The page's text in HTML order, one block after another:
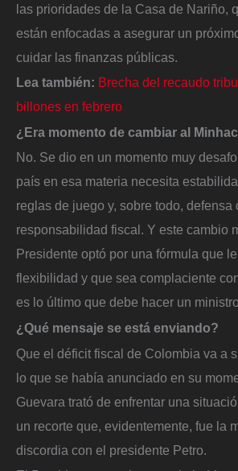
las prioridades de la Casa de Nariño,
están enfocadas a asegurar un
cuidar las finanzas públicas.
Lea también: Brecha del recaudo
billones en febrero
¿Era momento de cambiar al
No. Se dio en un momento muy
país en esa materia necesita
reglas de juego y, sobre todo, defensa
responsabilidad fiscal. Y este cambio
Presidente optó por una fórmula que
flexibilidad y que sea complaciente
es lo último que debe hacer un
¿Qué mensaje se está enviando?
Que el déficit fiscal de Colombia va a
lo que se había anunciado en su
Guevara trató de enfrentar una
un recorte que, evidentemente, fue la
discordia con el presidente Petro.